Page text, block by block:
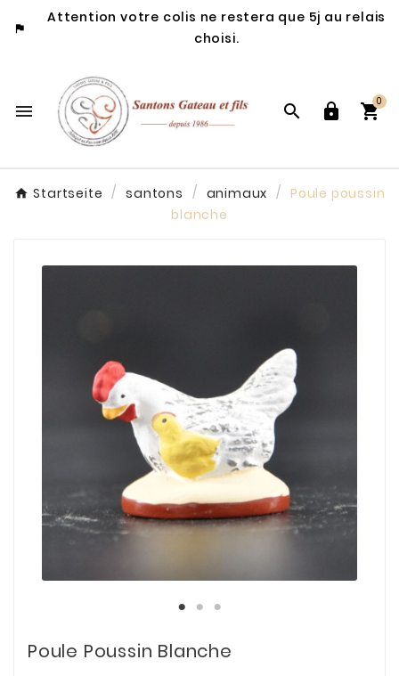

Attention votre colis ne restera que 5j au relais
choisi.
   
0
Startseite santons animaux
Poule poussin
blanche
Poule Poussin Blanche